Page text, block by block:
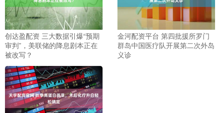
创达盈配资 三大数据引爆“预期
审判”，美联储的降息剧本正在
被改写？
金河配资平台 第四批援所罗门
群岛中国医疗队开展第二次外岛
义诊